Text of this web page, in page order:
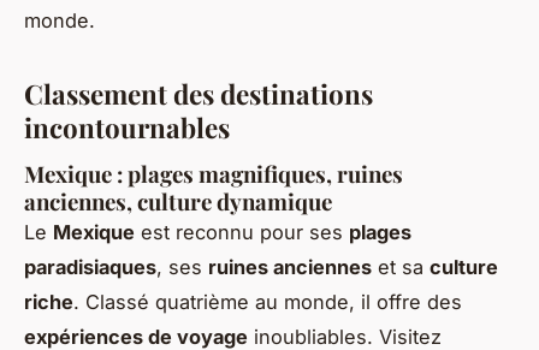
monde.
Classement des destinations
incontournables
Mexique : plages magnifiques, ruines
anciennes, culture dynamique
Le Mexique est reconnu pour ses plages
paradisiaques, ses ruines anciennes et sa culture
riche. Classé quatrième au monde, il offre des
expériences de voyage inoubliables. Visitez